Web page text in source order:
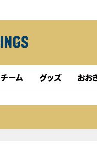
チーム グッズ おお